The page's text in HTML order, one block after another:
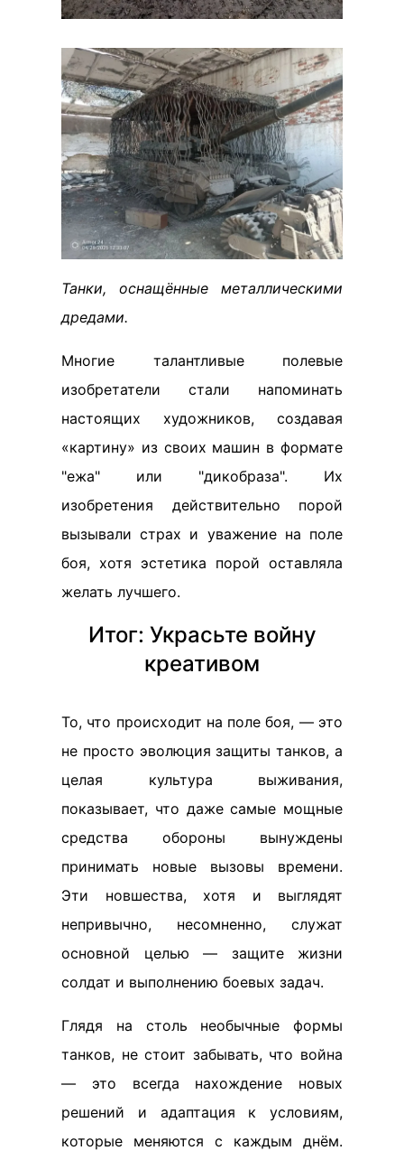
Танки, оснащённые металлическими
дредами.
Многие талантливые полевые
изобретатели стали напоминать
настоящих художников, создавая
«картину» из своих машин в формате
"ежа" или "дикобраза". Их
изобретения действительно порой
вызывали страх и уважение на поле
боя, хотя эстетика порой оставляла
желать лучшего.
Итог: Украсьте войну
креативом
То, что происходит на поле боя, — это
не просто эволюция защиты танков, а
целая культура выживания,
показывает, что даже самые мощные
средства обороны вынуждены
принимать новые вызовы времени.
Эти новшества, хотя и выглядят
непривычно, несомненно, служат
основной целью — защите жизни
солдат и выполнению боевых задач.
Глядя на столь необычные формы
танков, не стоит забывать, что война
— это всегда нахождение новых
решений и адаптация к условиям,
которые меняются с каждым днём.